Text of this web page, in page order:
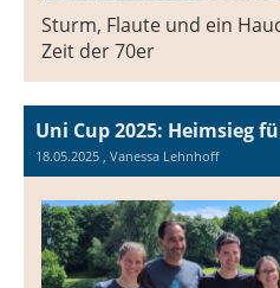
Sturm, Flaute und ein
Zeit der 70er
Uni Cup 2025: Heimsieg
18.05.2025 , Vanessa Lehnhoff